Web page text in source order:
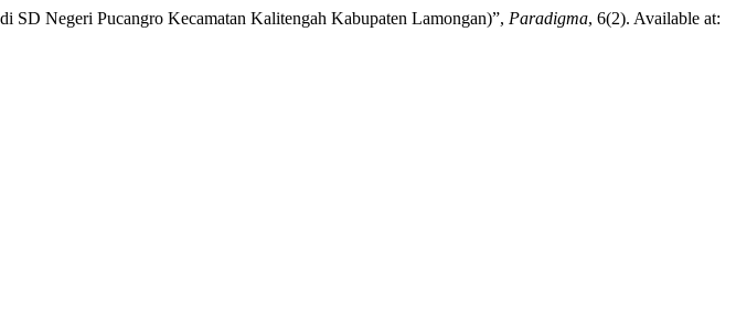
Negeri Pucangro Kecamatan Kalitengah Kabupaten Lamongan)”, Paradigma, 6(2). Available at: